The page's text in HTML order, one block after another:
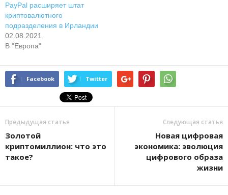
PayPal расширяет штат
криптовалютного
подразделения в Ирландии
02.08.2021
В "Европа"
Facebook Twitter
Предыдущая статья
Золотой
криптомиллион: что это
такое?
Следующая статья
Новая цифровая
экономика: эволюция
цифрового образа
жизни